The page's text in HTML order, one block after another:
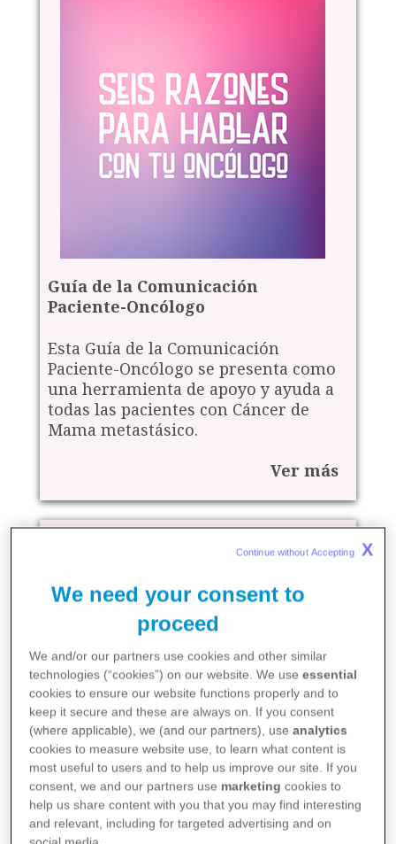
Guía de la Comunicación
Paciente-Oncólogo
Esta Guía de la Comunicación
Paciente-Oncólogo se presenta como
una herramienta de apoyo y ayuda a
todas las pacientes con Cáncer de
Mama metastásico.
Ver más
Infografía: Mutación BRCA
En esta infografía encontrarás
información sobre qué son las
mutaciones genéticas y qué tipos de
We need your consent to
proceed
We and/or our partners use cookies and other similar
technologies (“cookies”) on our website. We useessential
cookies to ensure our website functions properly and to
keep it secure and these are always on. If you consent
(where applicable), we (and our partners), useanalytics
cookies to measure website use, to learn what content is
most useful to users and to help us improve our site. If you
consent, we and our partners use marketing cookies to
help us share content with you that you may find interesting
and relevant, including for targeted advertising and on
Continue without Accepting X